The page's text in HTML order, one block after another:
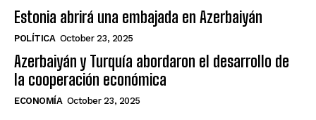
Estonia abrirá una embajada en Azerbaiyán
POLÍTICA October 23, 2025
Azerbaiyán y Turquía abordaron el desarrollo de
la cooperación económica
ECONOMÍA October 23, 2025